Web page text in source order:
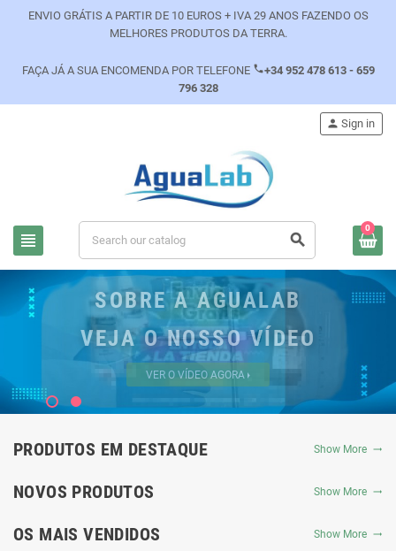
ENVIO GRÁTIS A PARTIR DE 10 EUROS + IVA 29 ANOS FAZENDO OS
MELHORES PRODUTOS DA TERRA.
FAÇA JÁ A SUA ENCOMENDA POR TELEFONE phone+34 952 478 613 - 659
796 328
view_headline search
person Sign in
0
PRODUTOS EM DESTAQUE Show More
NOVOS PRODUTOS Show More
OS MAIS VENDIDOS Show More